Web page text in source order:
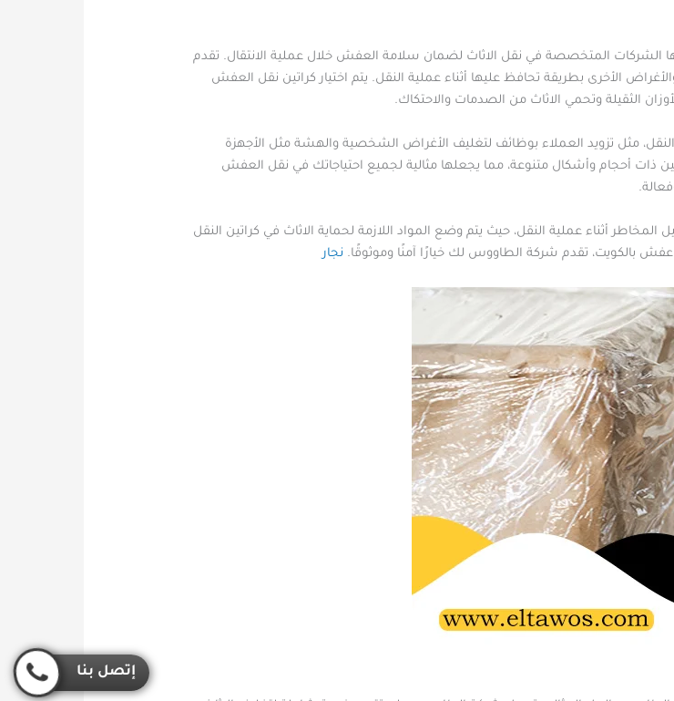
الشركات المتخصصة في نقل الاثاث لضمان سلامة العفش خلال عملية الانتقال. تقدم
الأخرى بطريقة تحافظ عليها أثناء عملية النقل. يتم اختيار كراتين نقل العفش
الثقيلة وتحمي الاثاث من الصدمات والاحتكاك.
مثل تزويد العملاء بوظائف لتغليف الأغراض الشخصية والهشة مثل الأجهزة
ذات أحجام وأشكال متنوعة، مما يجعلها مثالية لجميع احتياجاتك في نقل العفش
أثناء عملية النقل، حيث يتم وضع المواد اللازمة لحماية الاثاث في كراتين النقل
بالكويت، تقدم شركة الطاووس لك خيارًا آمنًا وموثوقًا. نجار
إتصل بنا